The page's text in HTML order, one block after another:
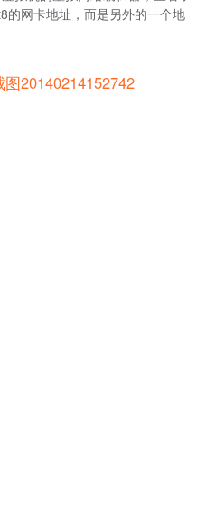
的网卡地址，而是另外的一个地